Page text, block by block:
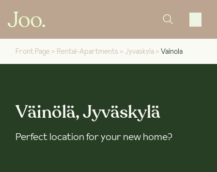
Front Page > Rental-Apartments > Jyvaskyla > Vainola
Väinölä, Jyväskylä
Perfect location for your new home?